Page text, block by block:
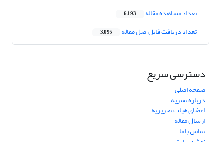
تعداد مشاهده مقاله 6,193
تعداد دریافت فایل اصل مقاله 3,095
دسترسی سریع
صفحه اصلی
درباره نشریه
اعضای هیات تحریریه
ارسال مقاله
تماس با ما